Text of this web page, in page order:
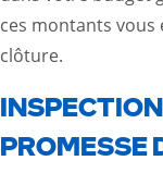
ces montants vous
clôture.
PROMESSE